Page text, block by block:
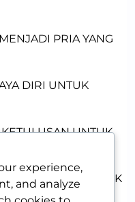
PRIA YANG
DIRI UNTUK
UNTUK
OTENTIK UNTUK
experience,
and analyze